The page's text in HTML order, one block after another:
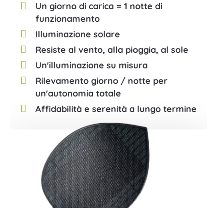
Un giorno di carica = 1 notte di
funzionamento
Illuminazione solare
Resiste al vento, alla pioggia, al sole
Un'illuminazione su misura
Rilevamento giorno / notte per
un'autonomia totale
Affidabilità e serenità a lungo termine